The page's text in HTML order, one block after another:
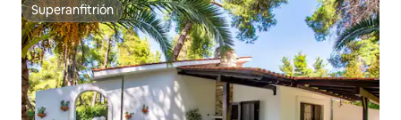
Superanfitrión
Superanfitrión